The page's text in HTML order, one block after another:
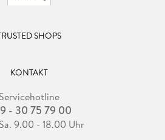
SHOPS
KONTAKT
Servicehotline
- 30 75 79 00
9.00 - 18.00 Uhr